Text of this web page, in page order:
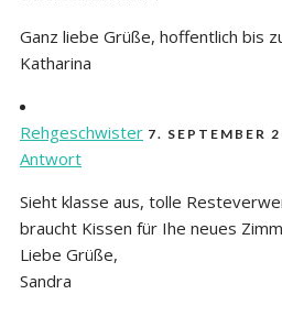
Ganz liebe Grüße, hoffentlich bis
Katharina
Rehgeschwister 7. SEPTEMBER
Antwort
Sieht klasse aus, tolle
braucht Kissen für Ihe neues
Liebe Grüße,
Sandra